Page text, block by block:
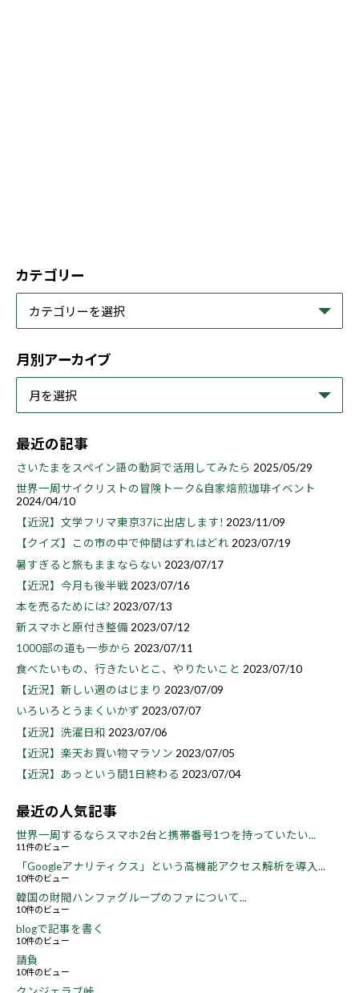
カテゴリー
月別アーカイブ
最近の記事
さいたまをスペイン語の動詞で活用してみたら 2025/05/29
世界一周サイクリストの冒険トーク&自家焙煎珈琲イベント
2024/04/10
【近況】文学フリマ東京37に出店します! 2023/11/09
【クイズ】この市の中で仲間はずれはどれ 2023/07/19
暑すぎると旅もままならない 2023/07/17
【近況】今月も後半戦 2023/07/16
本を売るためには? 2023/07/13
新スマホと原付き整備 2023/07/12
1000部の道も一歩から 2023/07/11
食べたいもの、行きたいとこ、やりたいこと 2023/07/10
【近況】新しい週のはじまり 2023/07/09
いろいろとうまくいかず 2023/07/07
【近況】洗濯日和 2023/07/06
【近況】楽天お買い物マラソン 2023/07/05
【近況】あっという間1日終わる 2023/07/04
最近の人気記事
世界一周するならスマホ2台と携帯番号1つを持っていたい...
11件のビュー
「Googleアナリティクス」という高機能アクセス解析を導入...
10件のビュー
韓国の財閥ハンファグループのファについて...
10件のビュー
blogで記事を書く
10件のビュー
請負
10件のビュー